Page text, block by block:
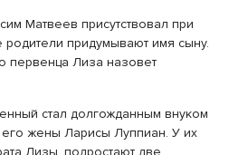
Матвеев присутствовал при
родители придумывают имя сыну.
первенца Лиза назовет
стал долгожданным внуком
жены Ларисы Луппиан. У их
Лизы, подростают две